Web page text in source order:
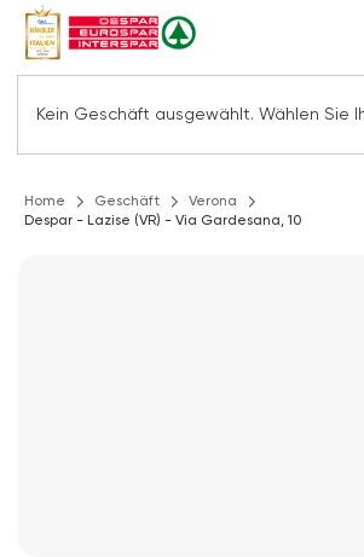
Home Geschäft
Verona
Despar - Lazise (VR) - Via Gardesana, 10